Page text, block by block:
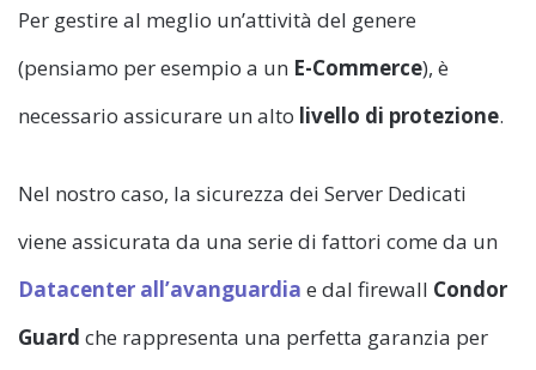
Per gestire al meglio un’attività del genere
(pensiamo per esempio a un E-Commerce), è
necessario assicurare un alto livello di protezione.
Nel nostro caso, la sicurezza dei Server Dedicati
viene assicurata da una serie di fattori come da un
Datacenter all’avanguardia e dal firewall Condor
Guard che rappresenta una perfetta garanzia per